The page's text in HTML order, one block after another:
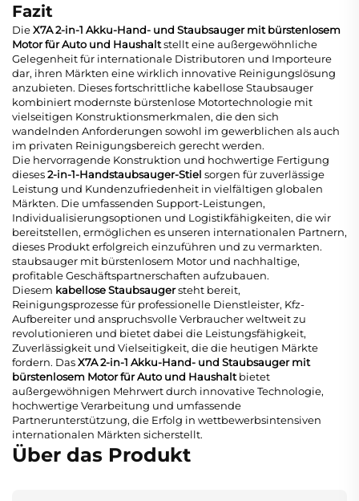
Fazit
DieX7A 2-in-1 Akku-Hand- und Staubsauger mit bürstenlosem
Motor für Auto und Haushaltstellt eine außergewöhnliche
Gelegenheit für internationale Distributoren und Importeure
dar, ihren Märkten eine wirklich innovative Reinigungslösung
anzubieten. Dieses fortschrittliche kabellose Staubsauger
kombiniert modernste bürstenlose Motortechnologie mit
vielseitigen Konstruktionsmerkmalen, die den sich
wandelnden Anforderungen sowohl im gewerblichen als auch
im privaten Reinigungsbereich gerecht werden.
Die hervorragende Konstruktion und hochwertige Fertigung
dieses2-in-1-Handstaubsauger-Stiel sorgen für zuverlässige
Leistung und Kundenzufriedenheit in vielfältigen globalen
Märkten. Die umfassenden Support-Leistungen,
Individualisierungsoptionen und Logistikfähigkeiten, die wir
bereitstellen, ermöglichen es unseren internationalen Partnern,
dieses Produkt erfolgreich einzuführen und zu vermarkten.
staubsauger mit bürstenlosem Motor und nachhaltige,
profitable Geschäftspartnerschaften aufzubauen.
Diesem kabellose Staubsaugersteht bereit,
Reinigungsprozesse für professionelle Dienstleister, Kfz-
Aufbereiter und anspruchsvolle Verbraucher weltweit zu
revolutionieren und bietet dabei die Leistungsfähigkeit,
Zuverlässigkeit und Vielseitigkeit, die die heutigen Märkte
fordern. DasX7A 2-in-1 Akku-Hand- und Staubsauger mit
bürstenlosem Motor für Auto und Haushalt bietet
außergewöhnigen Mehrwert durch innovative Technologie,
hochwertige Verarbeitung und umfassende
Partnerunterstützung, die Erfolg in wettbewerbsintensiven
internationalen Märkten sicherstellt.
Über das Produkt